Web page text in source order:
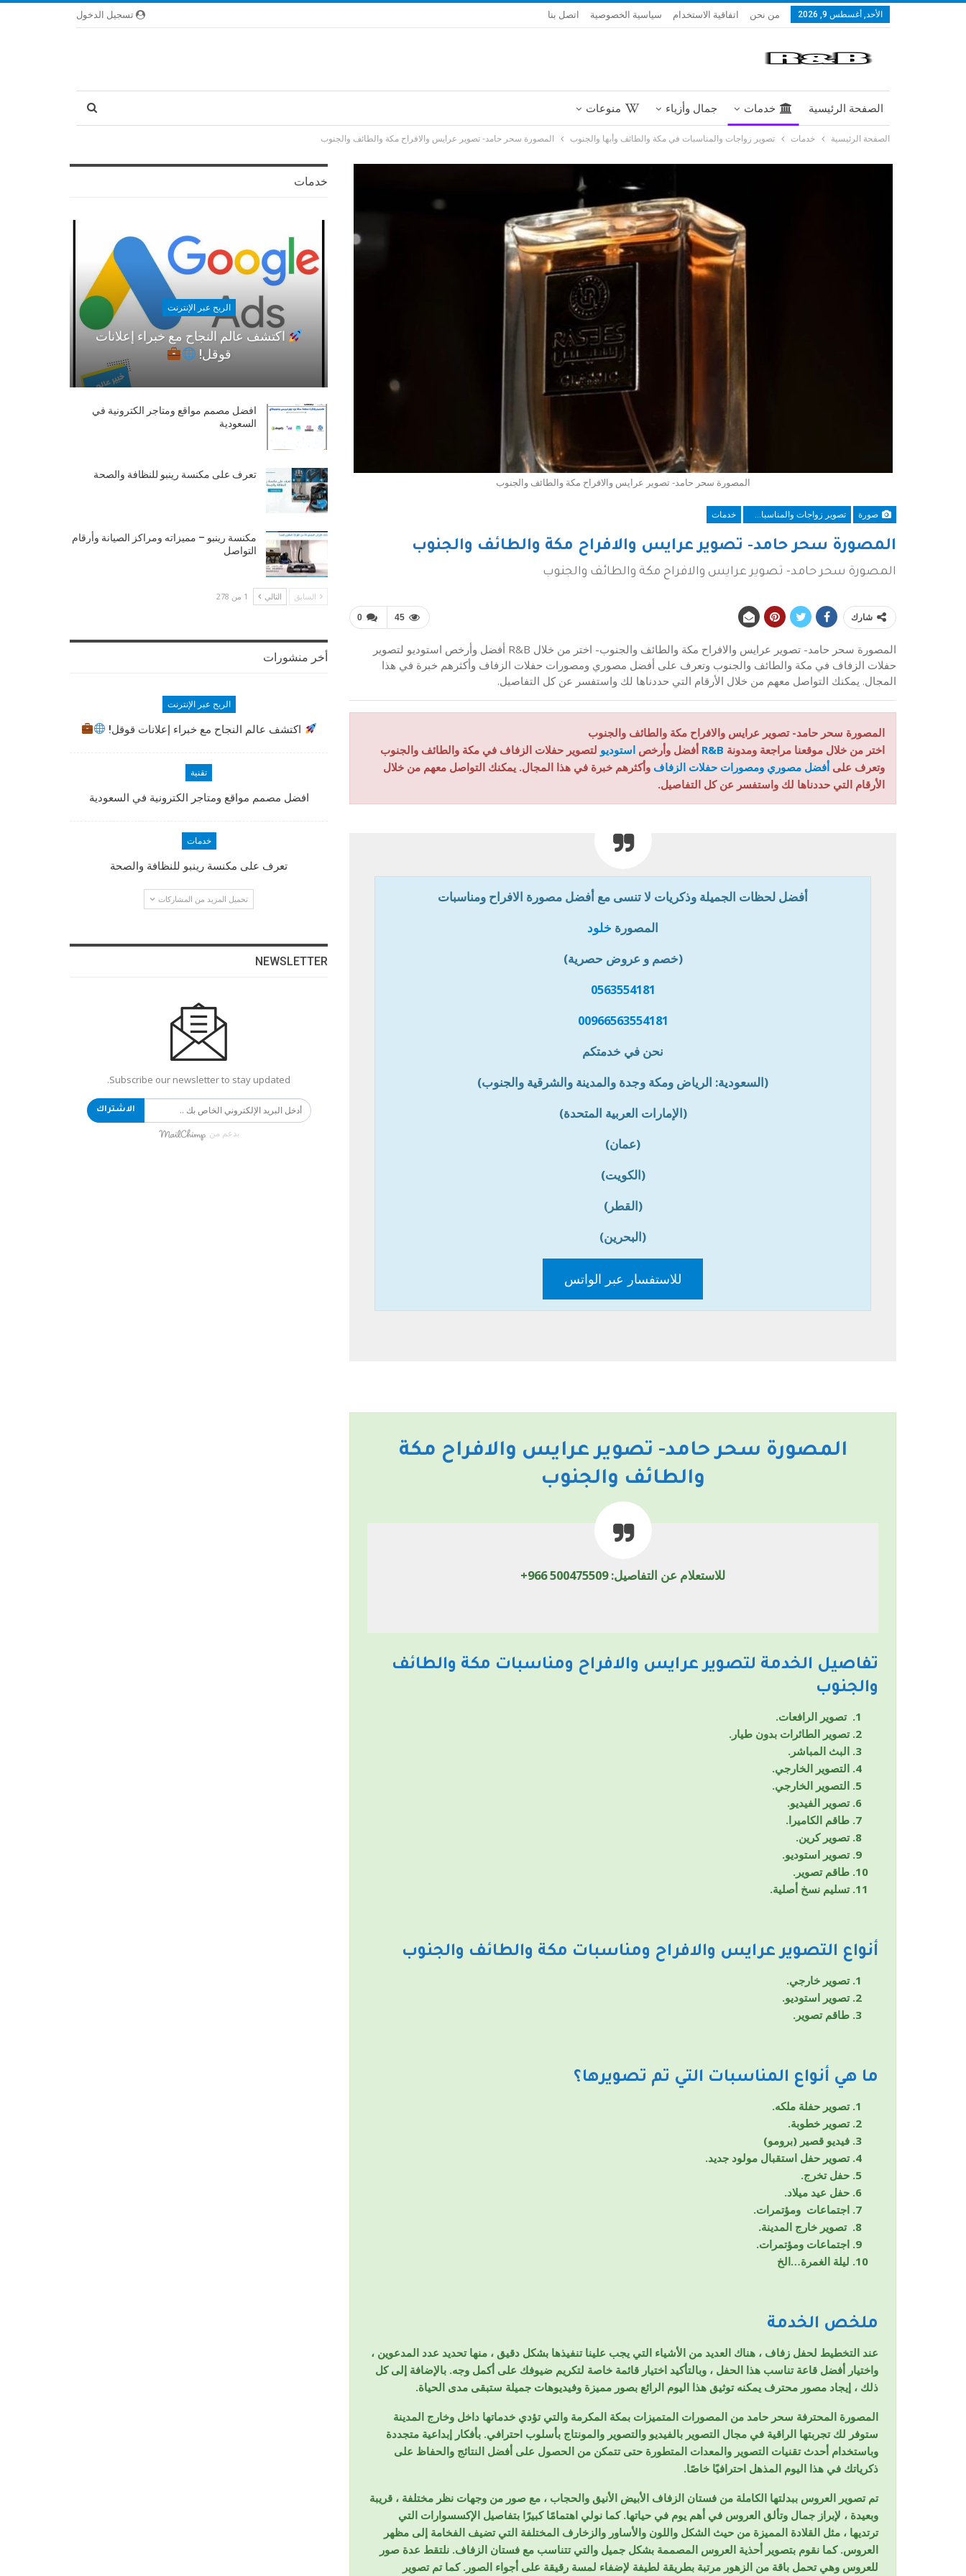
تسجيل الدخول الأحد, أغسطس 9, 2026 من نحن اتفاقية الاستخدام سياسية الخصوصية اتصل بنا
الصفحة الرئيسية خدمات جمال وأزياء منوعات
الصفحة الرئيسية خدمات تصوير زواجات والمناسبات في مكة والطائف وأبها والجنوب المصورة سحر حامد- تصوير عرايس والافراح مكة والطائف والجنوب
المصورة سحر حامد- تصوير عرايس والافراح مكة والطائف والجنوب
صورة تصوير زواجات والمناسبات في مكة والطائف وأبها والجنوب خدمات
المصورة سحر حامد- تصوير عرايس والافراح مكة والطائف والجنوب
المصورة سحر حامد- تصوير عرايس والافراح مكة والطائف والجنوب
0 45 شارك
المصورة سحر حامد- تصوير عرايس والافراح مكة والطائف والجنوب- اختر من خلال R&B أفضل وأرخص استوديو لتصوير
حفلات الزفاف في مكة والطائف والجنوب وتعرف على أفضل مصوري ومصورات حفلات الزفاف وأكثرهم خبرة في هذا
المجال. يمكنك التواصل معهم من خلال الأرقام التي حددناها لك واستفسر عن كل التفاصيل.
المصورة سحر حامد- تصوير عرايس والافراح مكة والطائف والجنوب
اختر من خلال موقعنا مراجعة ومدونة R&B أفضل وأرخص استوديو لتصوير حفلات الزفاف في مكة والطائف والجنوب
وتعرف على أفضل مصوري ومصورات حفلات الزفاف وأكثرهم خبرة في هذا المجال. يمكنك التواصل معهم من خلال
الأرقام التي حددناها لك واستفسر عن كل التفاصيل.
أفضل لحظات الجميلة وذكريات لا تنسى مع أفضل مصورة الافراح ومناسبات
المصورة خلود
(خصم و عروض حصرية)
0563554181
00966563554181
نحن في خدمتكم
(السعودية: الرياض ومكة وجدة والمدينة والشرقية والجنوب)
(الإمارات العربية المتحدة)
(عمان)
(الكويت)
(القطر)
(البحرين)
للاستفسار عبر الواتس
المصورة سحر حامد- تصوير عرايس والافراح مكة
والطائف والجنوب
للاستعلام عن التفاصيل:+966 500475509
تفاصيل الخدمة لتصوير عرايس والافراح ومناسبات مكة والطائف
والجنوب
تصوير الرافعات.
تصوير الطائرات بدون طيار.
البث المباشر.
التصوير الخارجي.
التصوير الخارجي.
تصوير الفيديو.
طاقم الكاميرا.
تصوير كرين.
تصوير استوديو.
طاقم تصوير.
تسليم نسخ أصلية.
أنواع التصوير عرايس والافراح ومناسبات مكة والطائف والجنوب
تصوير خارجي.
تصوير استوديو.
طاقم تصوير.
ما هي أنواع المناسبات التي تم تصويرها؟
تصوير حفلة ملكه.
تصوير خطوبة.
فيديو قصير (برومو)
تصوير حفل استقبال مولود جديد.
حفل تخرج.
حفل عيد ميلاد.
اجتماعات ومؤتمرات.
تصوير خارج المدينة.
اجتماعات ومؤتمرات.
ليلة الغمرة…الخ
ملخص الخدمة
عند التخطيط لحفل زفاف ، هناك العديد من الأشياء التي يجب علينا تنفيذها بشكل دقيق ، منها تحديد عدد المدعوين ،
واختيار أفضل قاعة تناسب هذا الحفل ، وبالتأكيد اختيار قائمة خاصة لتكريم ضيوفك على أكمل وجه. بالإضافة إلى كل
ذلك ، إيجاد مصور محترف يمكنه توثيق هذا اليوم الرائع بصور مميزة وفيديوهات جميلة ستبقى مدى الحياة.
المصورة المحترفة سحر حامد من المصورات المتميزات بمكة المكرمة والتي تؤدي خدماتها داخل وخارج المدينة
ستوفر لك تجربتها الراقية في مجال التصوير بالفيديو والتصوير والمونتاج بأسلوب احترافي. بأفكار إبداعية متجددة
وباستخدام أحدث تقنيات التصوير والمعدات المتطورة حتى تتمكن من الحصول على أفضل النتائج والحفاظ على
ذكرياتك في هذا اليوم المذهل احترافيًا خاصًا.
تم تصوير العروس ببدلتها الكاملة من فستان الزفاف الأبيض الأنيق والحجاب ، مع صور من وجهات نظر مختلفة ، قريبة
وبعيدة ، لإبراز جمال وتألق العروس في أهم يوم في حياتها. كما نولي اهتمامًا كبيرًا بتفاصيل الإكسسوارات التي
ترتديها ، مثل القلادة المميزة من حيث الشكل واللون والأساور والزخارف المختلفة التي تضيف الفخامة إلى مظهر
العروس. كما نقوم بتصوير أحذية العروس المصممة بشكل جميل والتي تتناسب مع فستان الزفاف. نلتقط عدة صور
للعروس وهي تحمل باقة من الزهور مرتبة بطريقة لطيفة لإضفاء لمسة رقيقة على أجواء الصور. كما تم تصوير
خدمات
الربح عبر الإنترنت
اكتشف عالم النجاح مع خبراء إعلانات
قوقل!
افضل مصمم مواقع ومتاجر الكترونية في
السعودية
تعرف على مكنسة رينبو للنظافة والصحة
مكنسة رينبو – مميزاته ومراكز الصيانة وأرقام
التواصل
السابق التالي 1 من 278
أخر منشورات
الربح عبر الإنترنت
اكتشف عالم النجاح مع خبراء إعلانات قوقل!
تقنية
افضل مصمم مواقع ومتاجر الكترونية في السعودية
خدمات
تعرف على مكنسة رينبو للنظافة والصحة
تحميل المزيد من المشاركات
NEWSLETTER
Subscribe our newsletter to stay updated.
الاشتراك
بدعم من